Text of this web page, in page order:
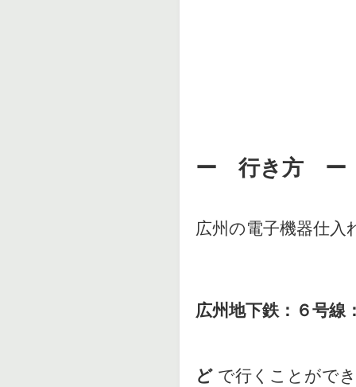
ー 行き方 ー
広州の電子機器仕入
広州地下鉄：６号
ど で行くことがで